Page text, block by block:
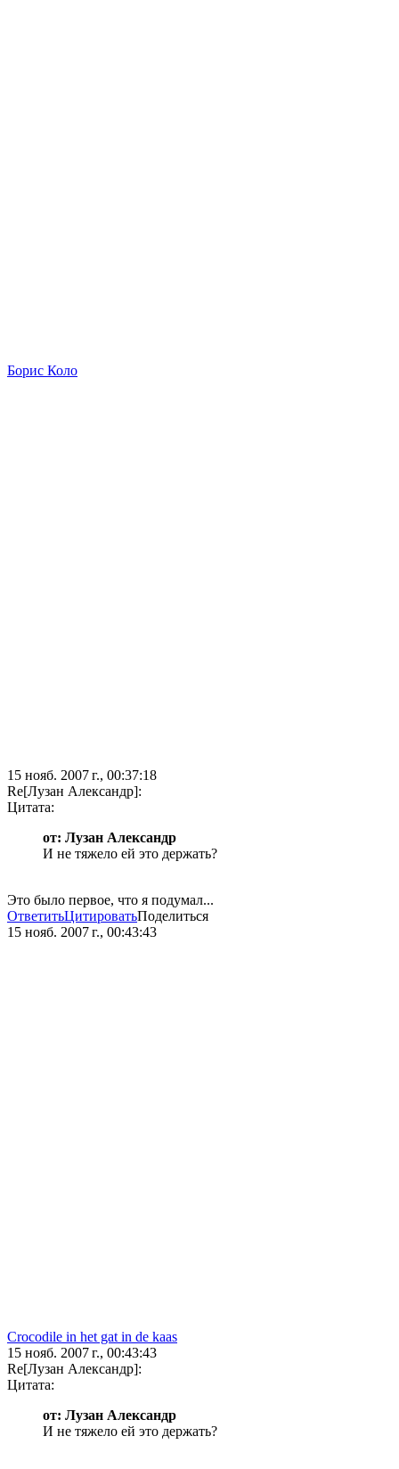
Борис Коло
15 нояб. 2007 г., 00:37:18
Re[Лузан Александр]:
Цитата:
от: Лузан Александр
И не тяжело ей это держать?
Это было первое, что я подумал...
ОтветитьЦитироватьПоделиться
15 нояб. 2007 г., 00:43:43
Crocodile in het gat in de kaas
15 нояб. 2007 г., 00:43:43
Re[Лузан Александр]:
Цитата:
от: Лузан Александр
И не тяжело ей это держать?